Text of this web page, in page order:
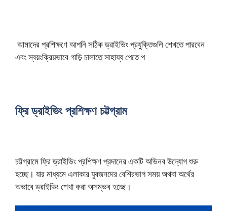
আমাদের প্রশিক্ষণে আপনি সঠিক ড্রাইভিং প্রযুক্তিগুলি শেখতে পারবেন
এবং স্বয়ংক্রিয়ভাবে গাড়ি চালাতে সাহায্য পেতে প
ফ্রি ড্রাইভিং প্রশিক্ষণ চট্টগ্রাম
চট্টগ্রামে ফ্রি ড্রাইভিং প্রশিক্ষণ প্রদানের একটি অভিনব উদ্যোগ শুরু
হচ্ছে। যার মাধ্যমে এলাকার যুবজনদের বেশিরভাগ সময় অথবা অর্থের
অভাবে ড্রাইভিং শেখা করা অসম্ভব হচ্ছে।